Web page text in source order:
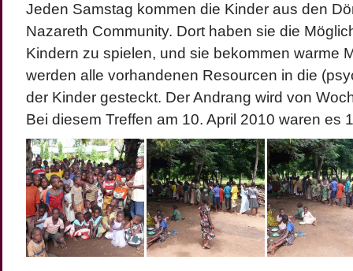
Jeden Samstag kommen die Kinder aus den
Nazareth Community. Dort haben sie die
Kindern zu spielen, und sie bekommen warme
werden alle vorhandenen Resourcen in die
der Kinder gesteckt. Der Andrang wird von
Bei diesem Treffen am 10. April 2010 waren es